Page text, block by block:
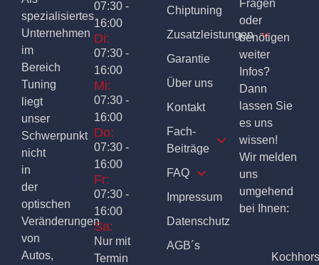
spezialisiertes
Unternehmen
im
Bereich
Tuning
liegt
unser
Schwerpunkt
nicht
in
der
optischen
Veränderungen
von
Autos,
07:30 -
16:00
Di:
07:30 -
16:00
Mi:
07:30 -
16:00
Do:
07:30 -
16:00
Fr:
07:30 -
16:00
Sa:
Nur mit
Termin
Chiptuning
Zusatzleistungen
Garantie
Über uns
Kontakt
Fach-
Beiträge
FAQ
Impressum
Datenschutz
AGB´s
Fragen
oder
benötigen
weiter
Infos?
Dann
lassen Sie
es uns
wissen!
Wir melden
uns
umgehend
bei Ihnen: